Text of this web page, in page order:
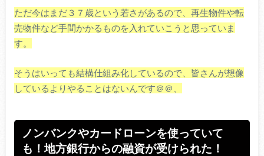
ただ今はまだ３７歳という若さがあるので、再生物件や転
売物件など手間かかるものを入れていこうと思っていま
す。
そうはいっても結構仕組み化しているので、皆さんが想像
しているよりやることはないんです＠＠、
ノンバンクやカードローンを使っていて
も！地方銀行からの融資が受けられた！